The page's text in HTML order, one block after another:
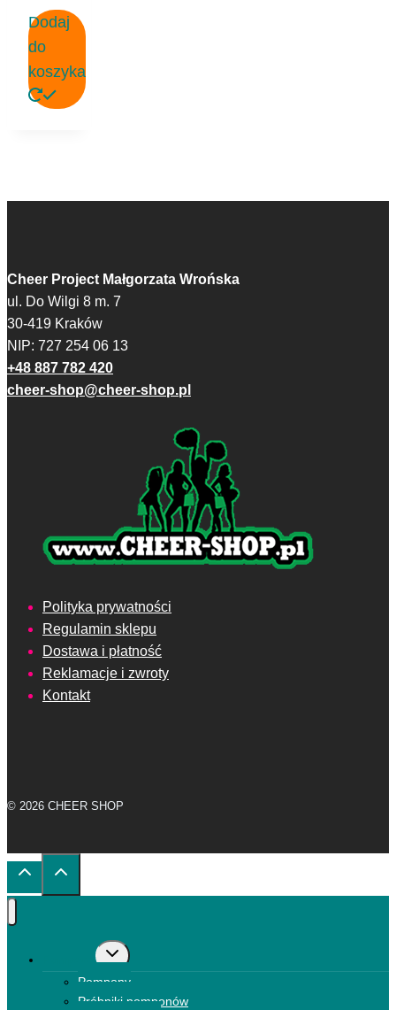
Dodaj
do
koszyka
Cheer Project Małgorzata Wrońska
ul. Do Wilgi 8 m. 7
30-419 Kraków
NIP: 727 254 06 13
+48 887 782 420
cheer-shop@cheer-shop.pl
Polityka prywatności
Regulamin sklepu
Dostawa i płatność
Reklamacje i zwroty
Kontakt
© 2026 CHEER SHOP
Przełącz
menu
Pompony
Próbniki pomponów